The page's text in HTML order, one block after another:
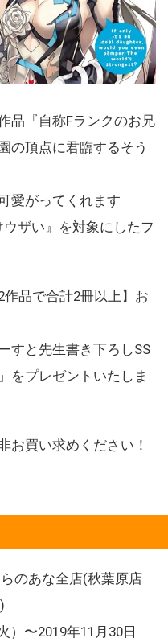
品『自称Fランクのお兄
の頂点に君臨するそう
愛がってくれます
ザい』を対象にしたフ
品で合計2冊以上】お
すと先生書き下ろしSS
をプレゼントいたしま
お買い求めください！
のあな全店(秋葉原店
）〜2019年11月30日